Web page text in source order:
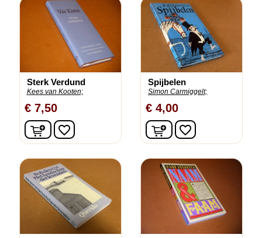
Sterk Verdund
Kees van Kooten;
€ 7,50
In winkelwagen
favorite_border
Spijbelen
Simon Carmiggelt;
€ 4,00
In winkelwagen
favorite_border